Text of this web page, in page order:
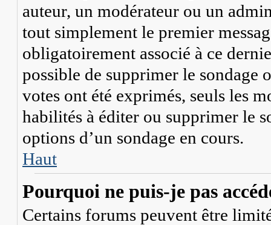
auteur, un modérateur ou un
tout simplement le premier
obligatoirement associé à ce
possible de supprimer le sondage
votes ont été exprimés, seuls les
habilités à éditer ou supprimer le
options d’un sondage en cours.
Haut
Pourquoi ne puis-je pas
Certains forums peuvent être